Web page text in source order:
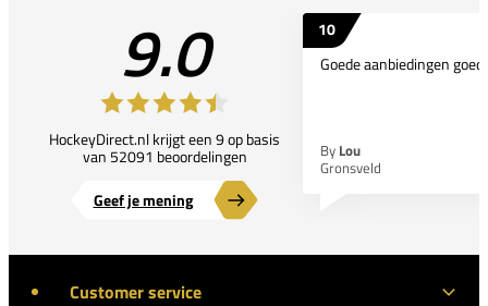
9.0
HockeyDirect.nl krijgt een 9 op basis
van 52091 beoordelingen
Geef je mening
10
Goede aanbiedingen
By Lou
Gronsveld
Customer service